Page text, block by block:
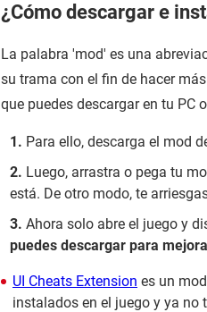
¿Cómo descargar e
La palabra 'mod' es una
su trama con el fin de hacer
que puedes descargar en tu PC
Para ello, descarga el mod
Luego, arrastra o pega tu
está. De otro modo, te
Ahora solo abre el juego y
puedes descargar para
UI Cheats Extension es un
instalados en el juego y ya no